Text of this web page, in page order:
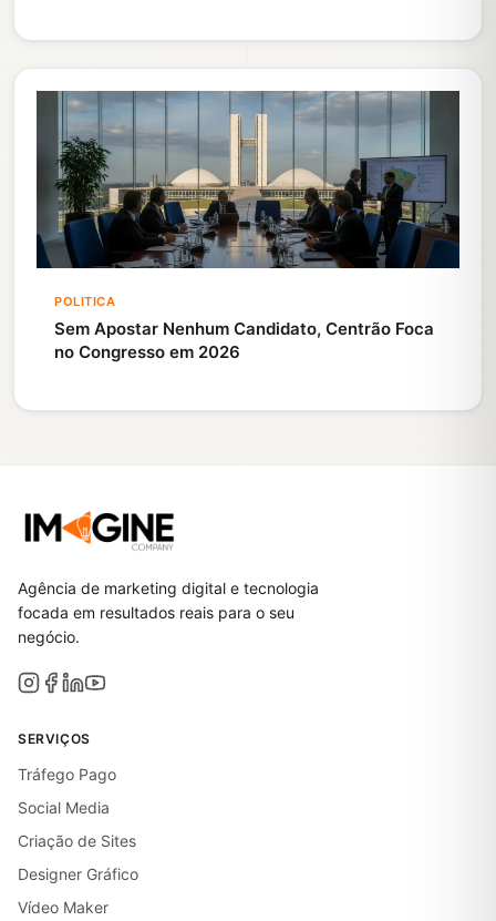
POLITICA
Sem Apostar Nenhum Candidato, Centrão Foca
no Congresso em 2026
Agência de marketing digital e tecnologia
focada em resultados reais para o seu
negócio.
SERVIÇOS
Tráfego Pago
Social Media
Criação de Sites
Designer Gráfico
Vídeo Maker